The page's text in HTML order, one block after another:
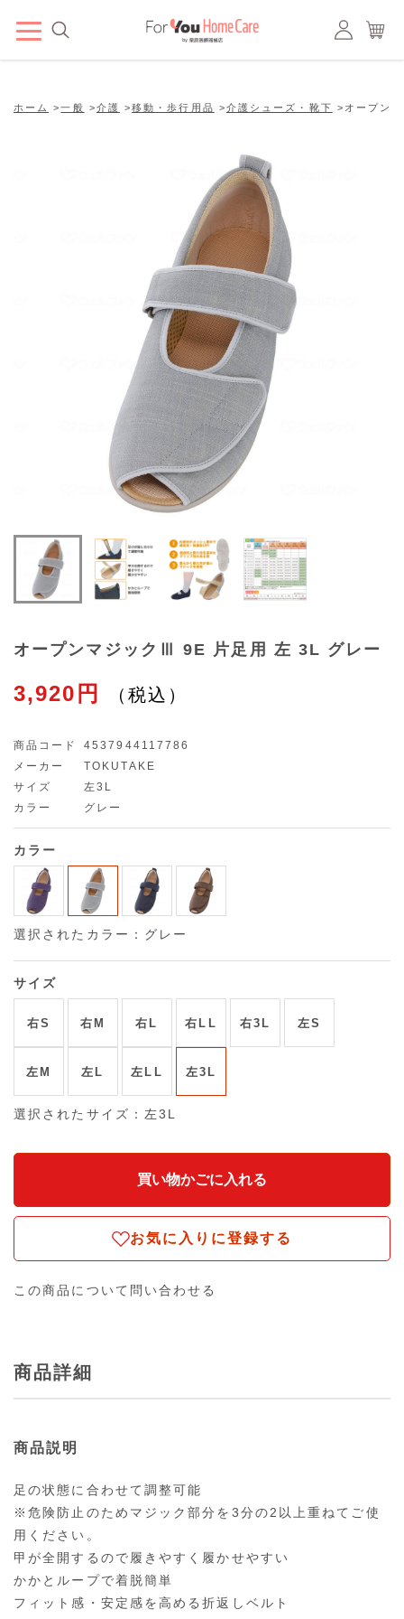
ホーム >一般 >介護 >移動・歩行用品 >介護シューズ・靴下 > オープン
オープンマジックⅢ 9E 片足用 左 3L グレー
3,920円
商品コード
4537944117786
メーカー
TOKUTAKE
サイズ
左3L
カラー
グレー
カラー
選択されたカラー：グレー
サイズ
右S 右M 右L 右LL 右3L 左S
左M 左L 左LL 左3L
選択されたサイズ：左3L
お気に入りに登録する
この商品について問い合わせる
商品詳細
商品説明
足の状態に合わせて調整可能
※危険防止のためマジック部分を3分の2以上重ねてご使
用ください。
甲が全開するので履きやすく履かせやすい
かかとループで着脱簡単
フィット感・安定感を高める折返しベルト